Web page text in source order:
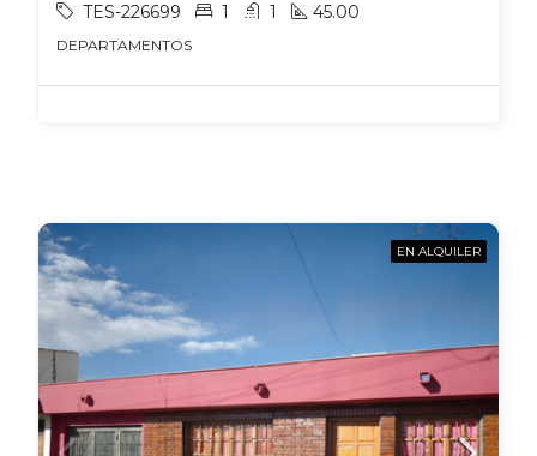
TES-226699 1 1 45.00
DEPARTAMENTOS
EN ALQUILER